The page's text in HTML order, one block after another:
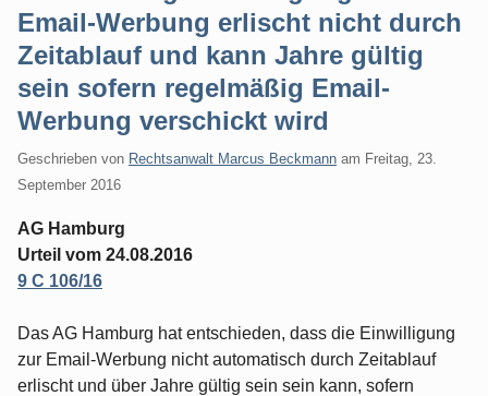
Email-Werbung erlischt nicht durch
Zeitablauf und kann Jahre gültig
sein sofern regelmäßig Email-
Werbung verschickt wird
Geschrieben von Rechtsanwalt Marcus Beckmann am Freitag, 23.
September 2016
AG Hamburg
Urteil vom 24.08.2016
9 C 106/16
Das AG Hamburg hat entschieden, dass die Einwilligung
zur Email-Werbung nicht automatisch durch Zeitablauf
erlischt und über Jahre gültig sein sein kann, sofern